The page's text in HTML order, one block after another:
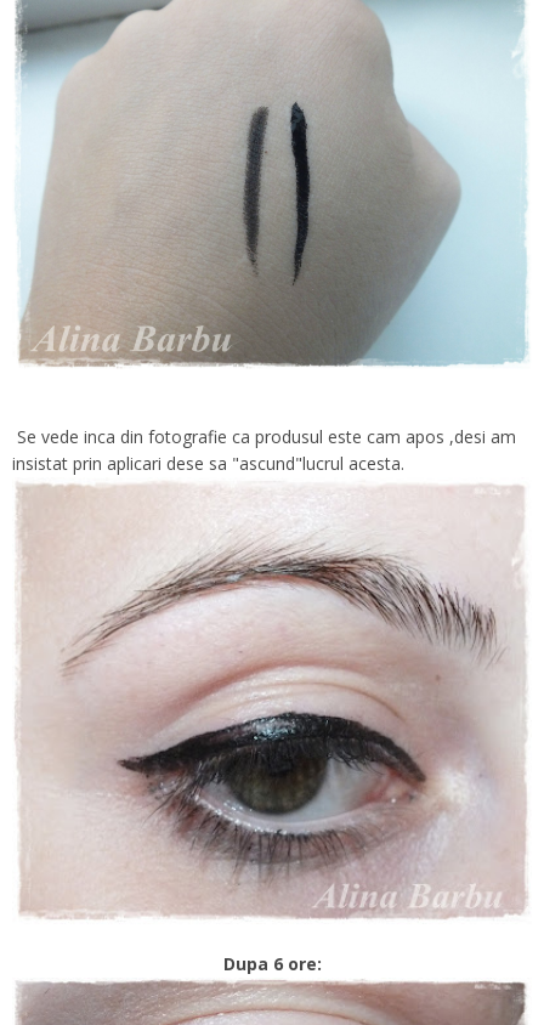
Se vede inca din fotografie ca produsul este cam apos ,desi am
insistat prin aplicari dese sa "ascund"lucrul acesta.
Dupa 6 ore: